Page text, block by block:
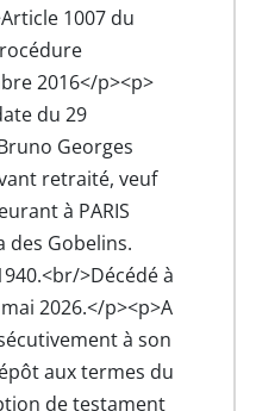
1007 du
2016</p><p>
du 29
Georges
retraité, veuf
à PARIS
des Gobelins.
>Décédé à
mai 2026.</p><p>A
à son
aux termes du
de testament